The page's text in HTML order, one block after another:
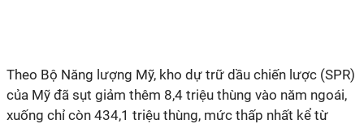
Theo Bộ Năng lượng Mỹ, kho dự trữ dầu chiến lược (SPR)
của Mỹ đã sụt giảm thêm 8,4 triệu thùng vào năm ngoái,
xuống chỉ còn 434,1 triệu thùng, mức thấp nhất kể từ